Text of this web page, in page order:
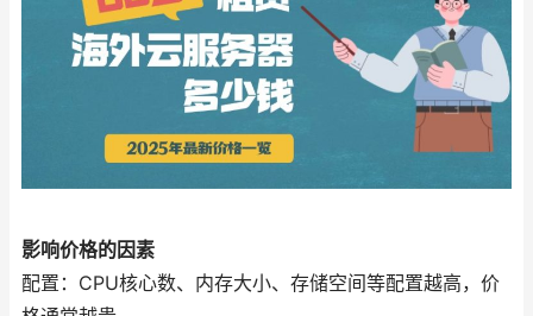
影响价格的因素
配置：CPU核心数、内存大小、存储空间等配置越高，价